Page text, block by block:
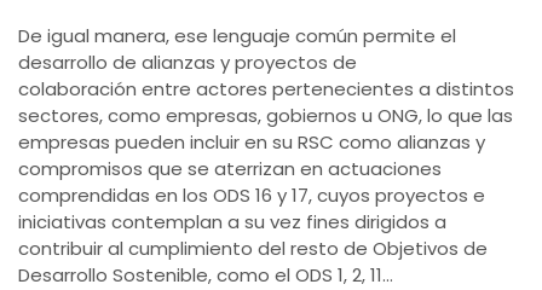
De igual manera, ese lenguaje común permite el
desarrollo de alianzas y proyectos de
colaboración entre actores pertenecientes a distintos
sectores, como empresas, gobiernos u ONG, lo que las
empresas pueden incluir en su RSC como alianzas y
compromisos que se aterrizan en actuaciones
comprendidas en los ODS 16 y 17, cuyos proyectos e
iniciativas contemplan a su vez fines dirigidos a
contribuir al cumplimiento del resto de Objetivos de
Desarrollo Sostenible, como el ODS 1, 2, 11...